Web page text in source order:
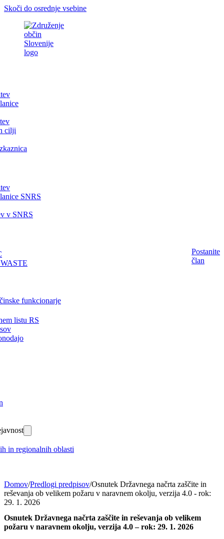
Skoči do osrednje vsebine
cilji
SNRS
v SNRS
funkcionarje
listu RS
in regionalnih oblasti
Postanite
član
Domov/Predlogi predpisov/Osnutek Državnega načrta zaščite in
reševanja ob velikem požaru v naravnem okolju, verzija 4.0 - rok:
29. 1. 2026
Osnutek Državnega načrta zaščite in reševanja ob velikem
požaru v naravnem okolju, verzija 4.0 – rok: 29. 1. 2026